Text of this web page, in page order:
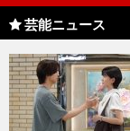
芸能ニュース